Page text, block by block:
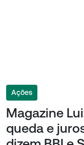
Ações
Magazine
queda e